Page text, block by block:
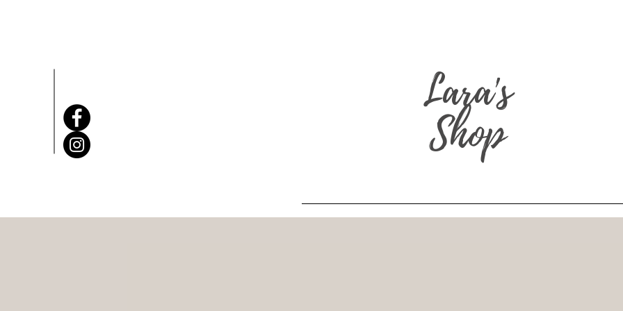
Lara's
Shop